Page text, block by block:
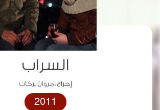
السراب
إخراج :مروان بركات
2011